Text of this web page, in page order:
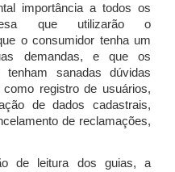
importância a todos os
que utilizarão o
o consumidor tenha um
demandas, e que os
sanadas dúvidas
registro de usuários,
de dados cadastrais,
de reclamações,
de leitura dos guias, a